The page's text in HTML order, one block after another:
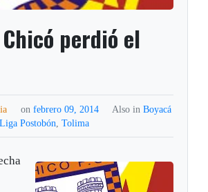
perdió el
on febrero 09, 2014 Also in Boyacá
Liga Postobón,Tolima